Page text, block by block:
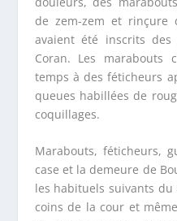
de zem-zem et rinçure
avaient été inscrits
Coran. Les marabouts
temps à des féticheurs
queues habillées de
coquillages.
Marabouts, féticheurs,
case et la demeure de
les habituels suivants
coins de la cour et